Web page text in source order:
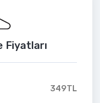
Fiyatları
349TL